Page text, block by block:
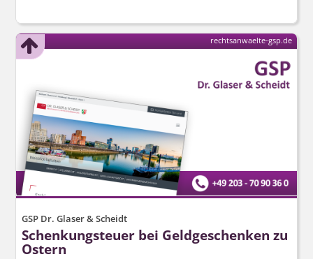
GSP Dr. Glaser & Scheidt
Schenkungsteuer bei Geldgeschenken zu
Ostern
rechtsanwaelte-gsp.de